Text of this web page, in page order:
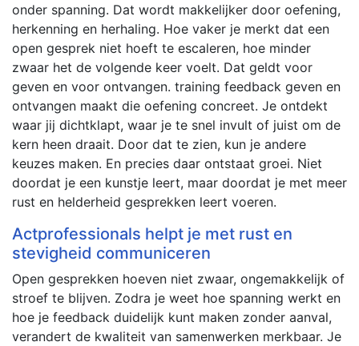
onder spanning. Dat wordt makkelijker door oefening,
herkenning en herhaling. Hoe vaker je merkt dat een
open gesprek niet hoeft te escaleren, hoe minder
zwaar het de volgende keer voelt. Dat geldt voor
geven en voor ontvangen. training feedback geven en
ontvangen maakt die oefening concreet. Je ontdekt
waar jij dichtklapt, waar je te snel invult of juist om de
kern heen draait. Door dat te zien, kun je andere
keuzes maken. En precies daar ontstaat groei. Niet
doordat je een kunstje leert, maar doordat je met meer
rust en helderheid gesprekken leert voeren.
Actprofessionals helpt je met rust en
stevigheid communiceren
Open gesprekken hoeven niet zwaar, ongemakkelijk of
stroef te blijven. Zodra je weet hoe spanning werkt en
hoe je feedback duidelijk kunt maken zonder aanval,
verandert de kwaliteit van samenwerken merkbaar. Je